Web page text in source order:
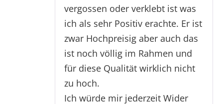
vergossen oder verklebt ist was
ich als sehr Positiv erachte. Er ist
zwar Hochpreisig aber auch das
ist noch völlig im Rahmen und
für diese Qualität wirklich nicht
zu hoch.
Ich würde mir jederzeit Wider